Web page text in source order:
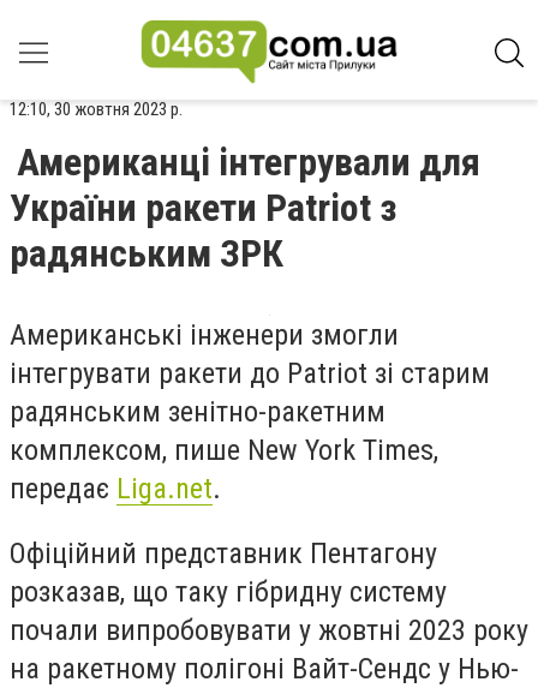
12:10, 30 жовтня 2023 р.
Американці інтегрували для
України ракети Patriot з
радянським ЗРК
Американські інженери змогли
інтегрувати ракети до Patriot зі старим
радянським зенітно-ракетним
комплексом, пише New York Times,
передає Liga.net.
Офіційний представник Пентагону
розказав, що таку гібридну систему
почали випробовувати у жовтні 2023 року
на ракетному полігоні Вайт-Сендс у Нью-